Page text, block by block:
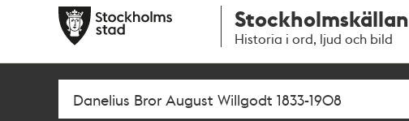
navigationen
huvudinnehållet
Stockholmskällan
Historia i ord, ljud och bild
Sök